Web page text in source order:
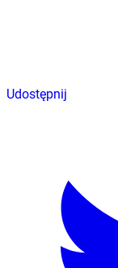
Udostępnij